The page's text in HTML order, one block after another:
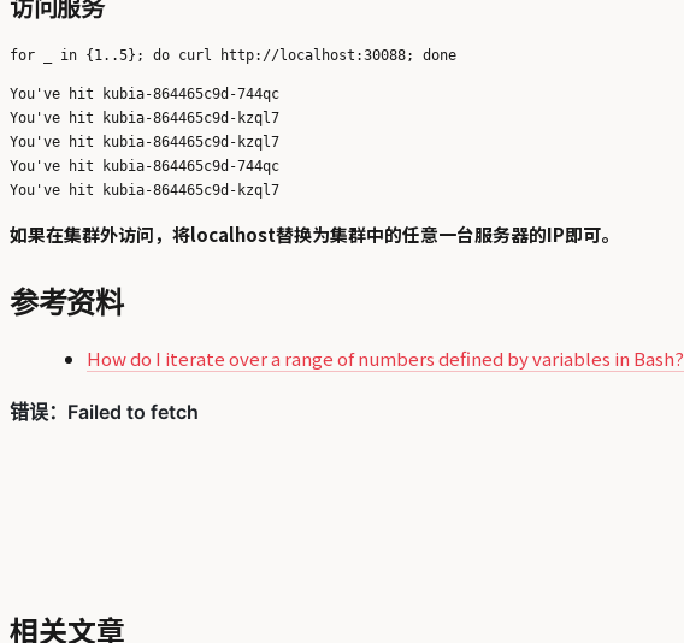
访问服务
You've hit kubia-864465c9d-744qc
You've hit kubia-864465c9d-kzql7
You've hit kubia-864465c9d-kzql7
You've hit kubia-864465c9d-744qc
如果在集群外访问，将localhost替换为集群中的任意一台服务器的IP即可。
参考资料
How do I iterate over a range of numbers defined by variables in Bash?
相关文章